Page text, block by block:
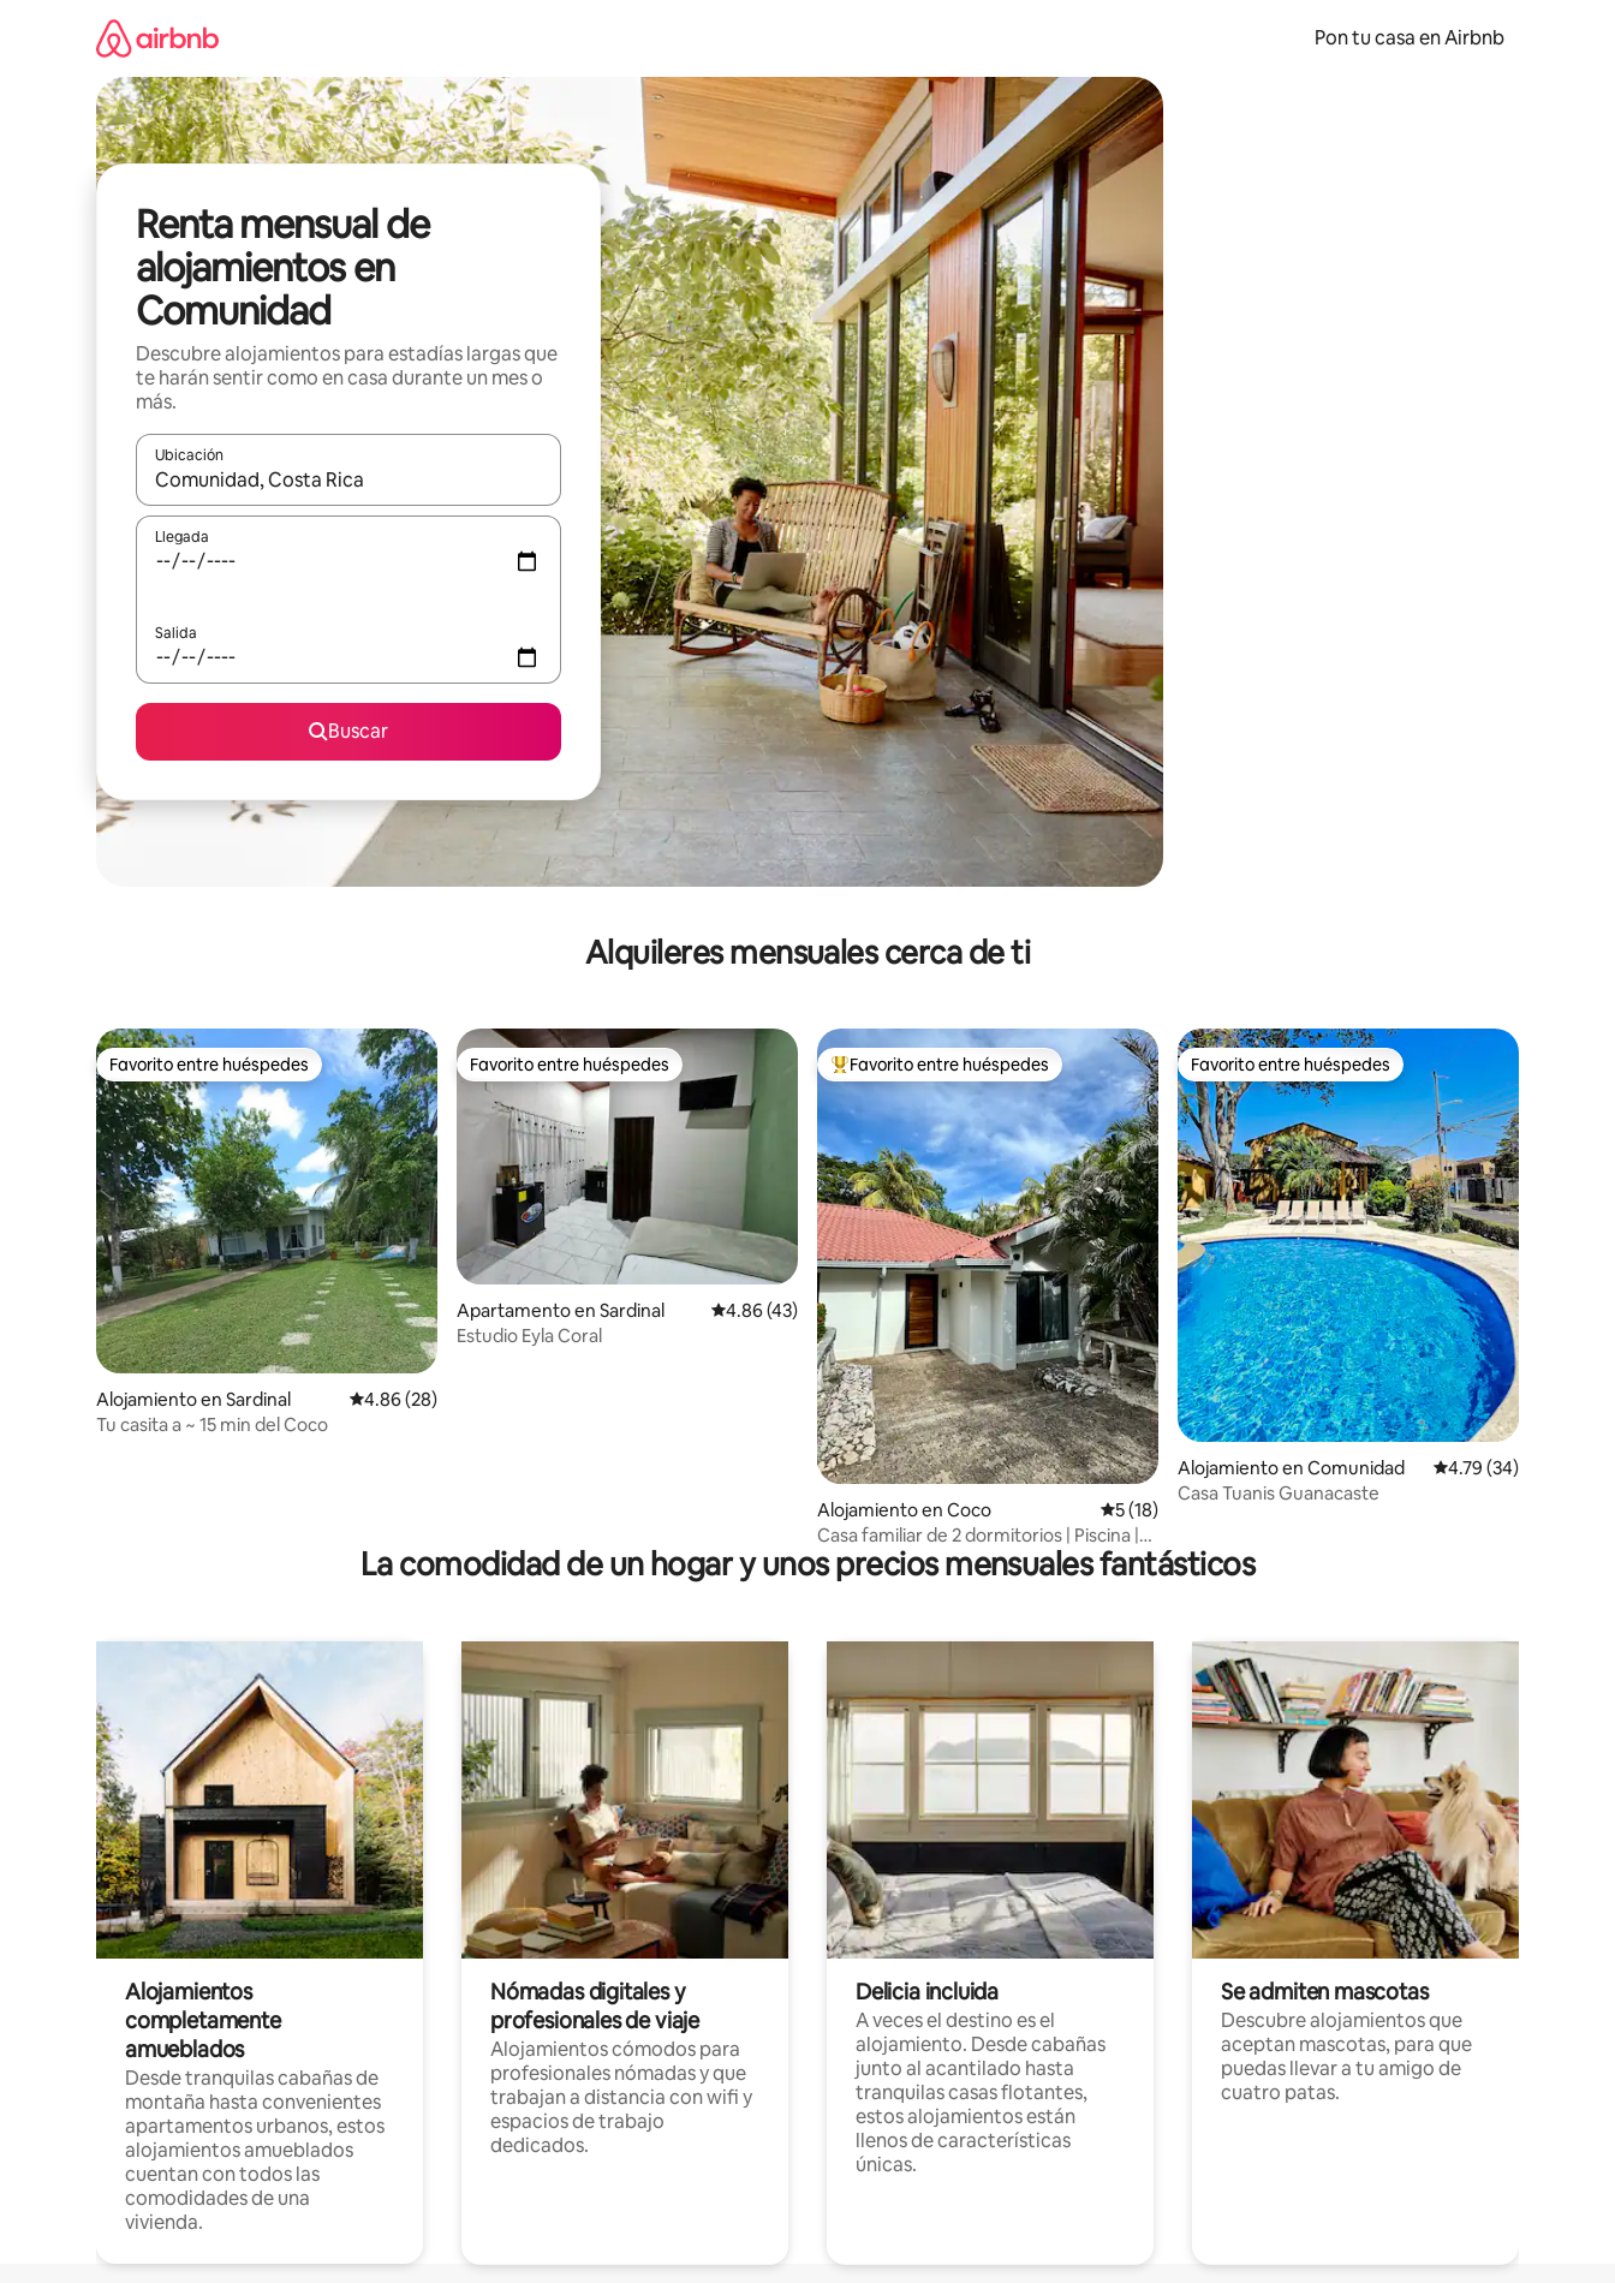
Pon tu casa en Airbnb
Renta mensual de
alojamientos en
Comunidad
Descubre alojamientos para estadías largas que
te harán sentir como en casa durante un mes o
más.
Ubicación
Cuando los resultados estén disponibles, navega con las teclas de flecha hacia arriba y hacia abajo o explora con el tacto o desliza el dedo.
Llegada
Salida
Buscar
Alquileres mensuales cerca de ti
Favorito entre huéspedes
Favorito entre huéspedes
Alojamiento en Sardinal Calificación promedio: 4.86 de 5, 28 reseñas
4.86 (28)
Tu casita a ~ 15 min del Coco
Favorito entre huéspedes
Favorito entre huéspedes
Apartamento en Sardinal Calificación promedio: 4.86 de 5, 43 reseñas
4.86 (43)
Estudio Eyla Coral
Favorito entre huéspedes preferido
Favorito entre huéspedes
Alojamiento en Coco Calificación promedio: 5 de 5, 18 reseñas
5 (18)
Casa familiar de 2 dormitorios | Piscina |
Rancho con parrilla | Cerca de la playa
Favorito entre huéspedes
Favorito entre huéspedes
Alojamiento en Comunidad Calificación
4.79 (34)
Casa Tuanis Guanacaste
La comodidad de un hogar y unos precios mensuales fantásticos
Alojamientos
completamente
amueblados
Desde tranquilas cabañas de
montaña hasta convenientes
apartamentos urbanos, estos
alojamientos amueblados
cuentan con todos las
comodidades de una
vivienda.
Nómadas digitales y
profesionales de viaje
Alojamientos cómodos para
profesionales nómadas y que
trabajan a distancia con wifi y
espacios de trabajo
dedicados.
Delicia incluida
A veces el destino es el
alojamiento. Desde cabañas
junto al acantilado hasta
tranquilas casas flotantes,
estos alojamientos están
llenos de características
únicas.
Se admiten mascotas
Descubre alojamientos que
aceptan mascotas, para que
puedas llevar a tu amigo de
cuatro patas.